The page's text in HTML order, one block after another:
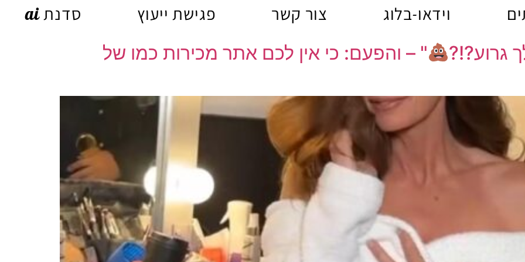
וידאו-בלוג צור קשר פגישת ייעוץ סדנת ai
" – והפעם: כי אין לכם אתר מכירות כמו של